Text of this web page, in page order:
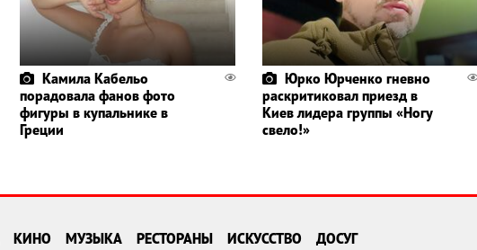
Камила Кабельо
порадовала фанов фото
фигуры в купальнике в
Греции
Юрко Юрченко гневно
раскритиковал приезд в
Киев лидера группы «Ногу
свело!»
КИНО МУЗЫКА РЕСТОРАНЫ ИСКУССТВО ДОСУГ